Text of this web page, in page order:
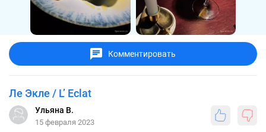
Комментировать
Ле Экле / L’ Eclat
Ульяна В.
15 февраля 2023